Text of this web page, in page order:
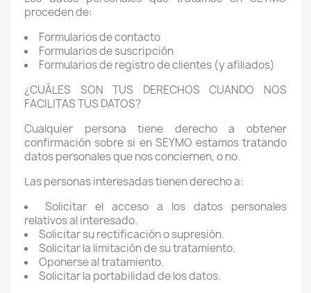
proceden de:
Formularios de contacto
Formularios de suscripción
Formularios de registro de clientes (y afiliados)
¿CUÁLES SON TUS DERECHOS CUANDO NOS
FACILITAS TUS DATOS?
Cualquier persona tiene derecho a obtener
confirmación sobre si en SEYMO estamos tratando
datos personales que nos conciernen, o no.
Las personas interesadas tienen derecho a:
Solicitar el acceso a los datos personales
relativos al interesado.
Solicitar su rectificación o supresión.
Solicitar la limitación de su tratamiento.
Oponerse al tratamiento.
Solicitar la portabilidad de los datos.